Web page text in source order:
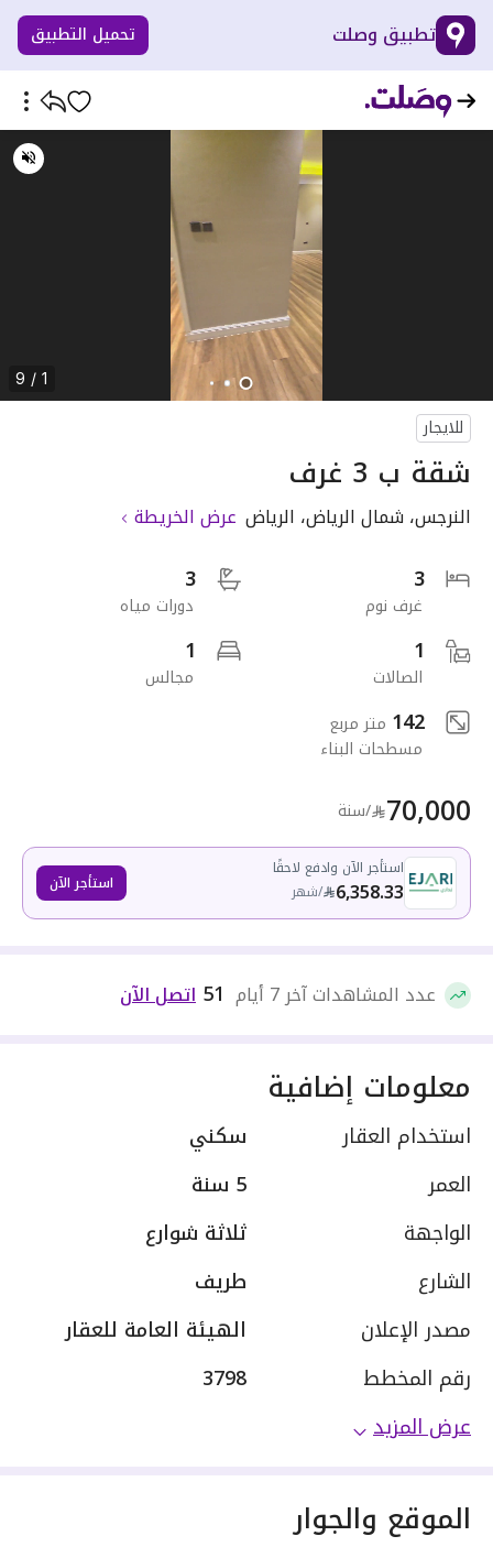
تطبيق وصلت تحميل التطبيق
1 / 9
للايجار
شقة ب 3 غرف
النرجس، شمال الرياض، الرياض عرض الخريطة
3
غرف نوم
3
دورات مياه
1
الصالات
1
مجالس
142 متر مربع
مسطحات البناء
70,000 /سنة
استأجر الآن وادفع لاحقًا
6,358.33
/شهر استأجر الآن
عدد المشاهدات آخر 7 أيام 51 اتصل الآن
معلومات إضافية
استخدام العقار
سكني
العمر
5 سنة
الواجهة
ثلاثة شوارع
الشارع
طريف
مصدر الإعلان
الهيئة العامة للعقار
رقم المخطط
3798
عرض المزيد
الموقع والجوار